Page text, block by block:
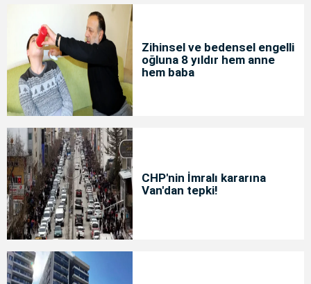
Zihinsel ve bedensel engelli
oğluna 8 yıldır hem anne
hem baba
CHP'nin İmralı kararına
Van'dan tepki!